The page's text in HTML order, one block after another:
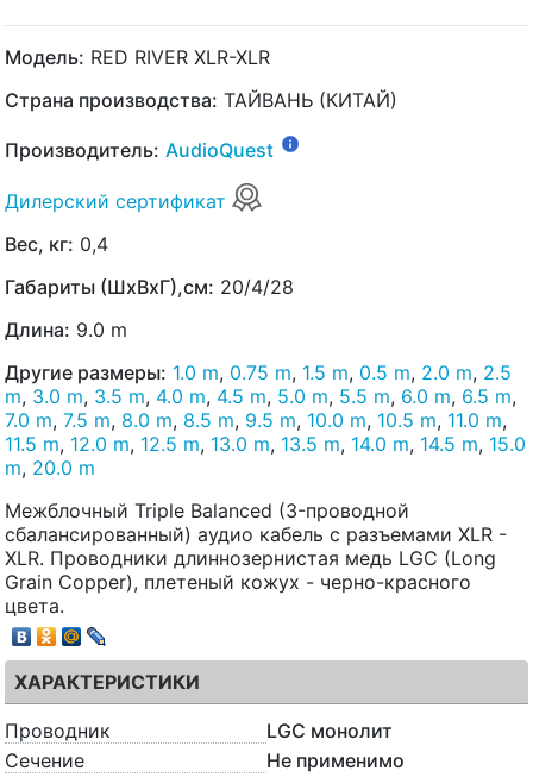
Модель: RED RIVER XLR-XLR
Страна производства: ТАЙВАНЬ (КИТАЙ)
Производитель: AudioQuest
Дилерский сертификат
Вес, кг: 0,4
Габариты (ШхВхГ),см: 20/4/28
Длина: 9.0 m
Другие размеры: 1.0 m, 0.75 m, 1.5 m, 0.5 m, 2.0 m, 2.5
m, 3.0 m, 3.5 m, 4.0 m, 4.5 m, 5.0 m, 5.5 m, 6.0 m, 6.5 m,
7.0 m, 7.5 m, 8.0 m, 8.5 m, 9.5 m, 10.0 m, 10.5 m, 11.0 m,
11.5 m, 12.0 m, 12.5 m, 13.0 m, 13.5 m, 14.0 m, 14.5 m, 15.0
m, 20.0 m
Межблочный Triple Balanced (3-проводной
сбалансированный) аудио кабель с разъемами XLR -
XLR. Проводники длиннозернистая медь LGC (Long
Grain Copper), плетеный кожух - черно-красного
цвета.
ХАРАКТЕРИСТИКИ
Проводник
LGC монолит
Сечение
Не применимо